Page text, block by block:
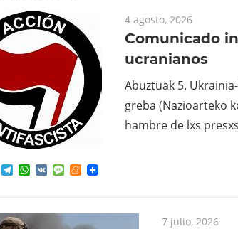
4 agosto, 2026
Comunicado
ucranianos
Abuztuak 5.
greba (Nazioarteko
hambre de lxs presxs
TwitterTelegram
WhatsApp
VK MessageMeneame
7 julio, 2026